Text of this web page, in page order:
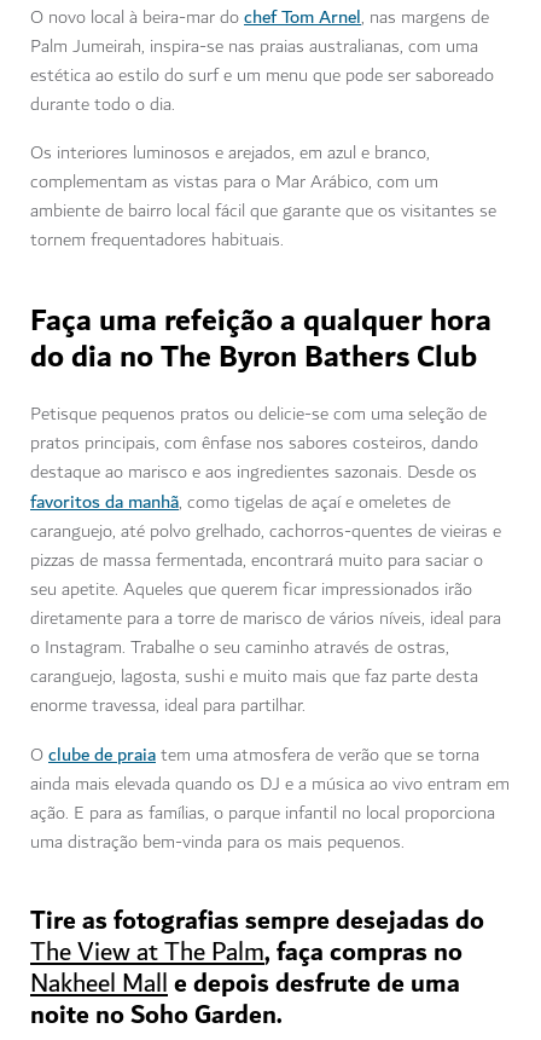
O novo local à beira-mar dochef Tom Arnel, nas margens de
Palm Jumeirah, inspira-se nas praias australianas, com uma
estética ao estilo do surf e um menu que pode ser saboreado
durante todo o dia.
Os interiores luminosos e arejados, em azul e branco,
complementam as vistas para o Mar Arábico, com um
ambiente de bairro local fácil que garante que os visitantes se
tornem frequentadores habituais.
Faça uma refeição a qualquer hora
do dia no The Byron Bathers Club
Petisque pequenos pratos ou delicie-se com uma seleção de
pratos principais, com ênfase nos sabores costeiros, dando
destaque ao marisco e aos ingredientes sazonais. Desde os
favoritos da manhã, como tigelas de açaí e omeletes de
caranguejo, até polvo grelhado, cachorros-quentes de vieiras e
pizzas de massa fermentada, encontrará muito para saciar o
seu apetite. Aqueles que querem ficar impressionados irão
diretamente para a torre de marisco de vários níveis, ideal para
o Instagram. Trabalhe o seu caminho através de ostras,
caranguejo, lagosta, sushi e muito mais que faz parte desta
enorme travessa, ideal para partilhar.
Oclube de praiatem uma atmosfera de verão que se torna
ainda mais elevada quando os DJ e a música ao vivo entram em
ação. E para as famílias, o parque infantil no local proporciona
uma distração bem-vinda para os mais pequenos.
Tire as fotografias sempre desejadas do
The View at The Palm, faça compras no
Nakheel Malle depois desfrute de uma
noite no Soho Garden.